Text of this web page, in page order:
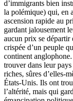
d’immigrants bien
la polémique) qui, en
ascension rapide au
gardant jalousement
aucun prix se départir
crispée d’un peuple
continent
trouver dans leur
riches, sûres d’elles-
États-Unis. Ils ont
l’altérité, mais qui